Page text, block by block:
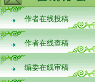
作者在线投稿
作者在线查稿
编委在线审稿